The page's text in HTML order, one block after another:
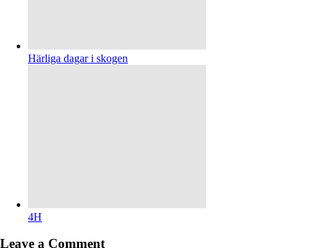
Härliga dagar i skogen
4H
Leave a Comment